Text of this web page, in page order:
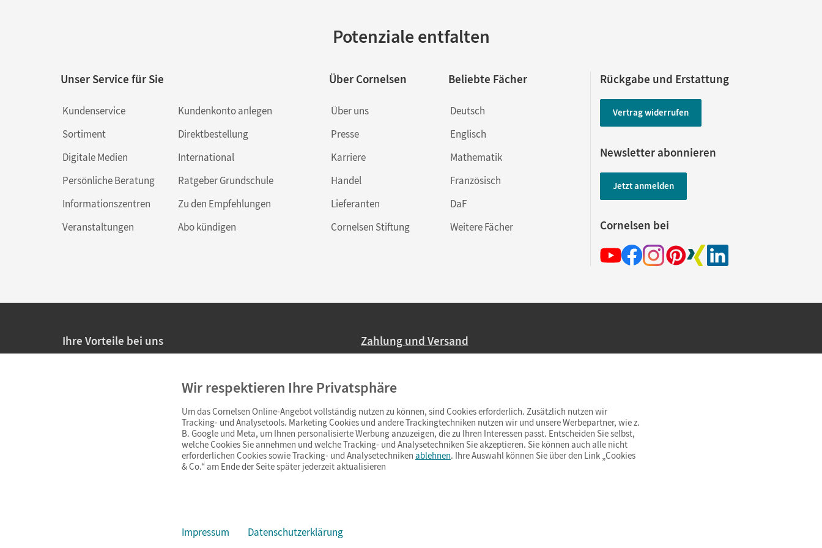
Potenziale entfalten
Unser Service für Sie
Kundenservice
Sortiment
Digitale Medien
Persönliche Beratung
Informationszentren
Veranstaltungen
Kundenkonto anlegen
Direktbestellung
International
Ratgeber Grundschule
Zu den Empfehlungen
Abo kündigen
Über Cornelsen
Über uns
Presse
Karriere
Handel
Lieferanten
Cornelsen Stiftung
Beliebte Fächer
Deutsch
Englisch
Mathematik
Französisch
DaF
Weitere Fächer
Rückgabe und Erstattung
Vertrag widerrufen
Newsletter abonnieren
Jetzt anmelden
Cornelsen bei
Ihre Vorteile bei uns
Persönliche Angebote für Lehrkräfte
Sicheres Einkaufen mit SSL-Verschlüsselung
Widerrufsfristvon 4 Wochen
Schnelle und einfache Retourenabwicklung
Zahlung und Versand
Ab 59,– EUR Bestellwert liefern wir versandkostenfrei innerhalb Deutschlands
(Lieferung in 3–6 Tagen).
Barrierefreiheit Cookies & Co.
Wir respektieren Ihre Privatsphäre
Um das Cornelsen Online-Angebot vollständig nutzen zu können, sind Cookies erforderlich. Zusätzlich nutzen wir
Tracking- und Analysetools. Marketing Cookies und andere Trackingtechniken nutzen wir und unsere Werbepartner, wie z.
B. Google und Meta, um Ihnen personalisierte Werbung anzuzeigen, die zu Ihren Interessen passt. Entscheiden Sie selbst,
welche Cookies Sie annehmen und welche Tracking- und Analysetechniken Sie akzeptieren. Sie können auch alle nicht
erforderlichen Cookies sowie Tracking- und Analysetechniken ablehnen. Ihre Auswahl können Sie über den Link „Cookies
& Co.“ am Ende der Seite später jederzeit aktualisieren
Impressum Datenschutzerklärung